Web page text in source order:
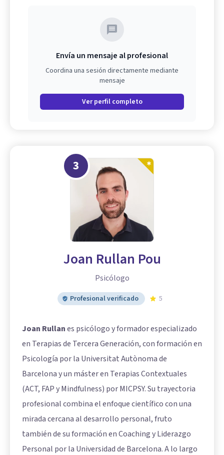
Envía un mensaje al profesional
Coordina una sesión directamente mediante
mensaje
Ver perfil completo
3
Joan Rullan Pou
Psicólogo
Profesional verificado 5
Joan Rullanes psicólogo y formador especializado
en Terapias de Tercera Generación, con formación en
Psicología por la Universitat Autònoma de
Barcelona y un máster en Terapias Contextuales
(ACT, FAP y Mindfulness) por MICPSY. Su trayectoria
profesional combina el enfoque científico con una
mirada cercana al desarrollo personal, fruto
también de su formación en Coaching y Liderazgo
Personal por la Universidad de Barcelona. A lo largo